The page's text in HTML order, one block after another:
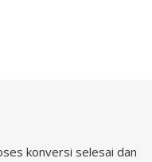
konversi selesai dan